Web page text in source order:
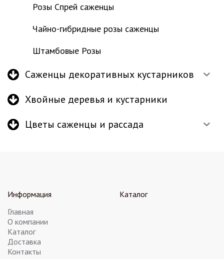
Розы Спрей саженцы
Чайно-гибридные розы саженцы
Штамбовые Розы
Саженцы декоративных кустарников
Хвойные деревья и кустарники
Цветы саженцы и рассада
Информация
Главная
О компании
Каталог
Доставка
Контакты
Каталог